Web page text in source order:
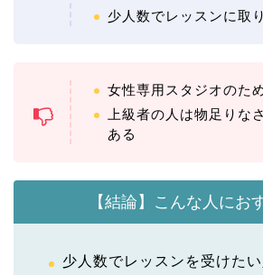
少人数でレッスンに取
女性専用スタジオのた
上級者の人は物足りな
ある
【結論】こんな人にお
少人数でレッスンを受けたい